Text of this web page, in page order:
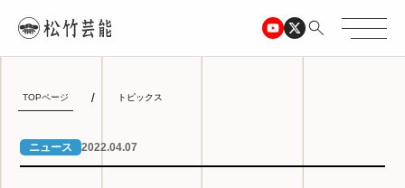
TOPページ トピックス
ニュース 2022.04.07